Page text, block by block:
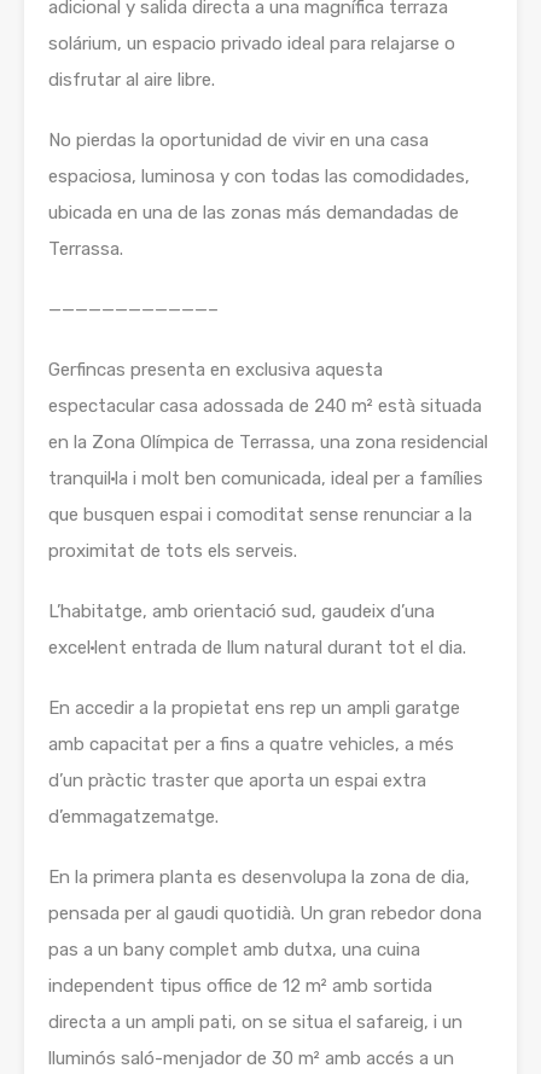
adicional y salida directa a una magnífica terraza
solárium, un espacio privado ideal para relajarse o
disfrutar al aire libre.
No pierdas la oportunidad de vivir en una casa
espaciosa, luminosa y con todas las comodidades,
ubicada en una de las zonas más demandadas de
Terrassa.
————————————–
Gerfincas presenta en exclusiva aquesta
espectacular casa adossada de 240 m² està situada
en la Zona Olímpica de Terrassa, una zona residencial
tranquil·la i molt ben comunicada, ideal per a famílies
que busquen espai i comoditat sense renunciar a la
proximitat de tots els serveis.
L’habitatge, amb orientació sud, gaudeix d’una
excel·lent entrada de llum natural durant tot el dia.
En accedir a la propietat ens rep un ampli garatge
amb capacitat per a fins a quatre vehicles, a més
d’un pràctic traster que aporta un espai extra
d’emmagatzematge.
En la primera planta es desenvolupa la zona de dia,
pensada per al gaudi quotidià. Un gran rebedor dona
pas a un bany complet amb dutxa, una cuina
independent tipus office de 12 m² amb sortida
directa a un ampli pati, on se situa el safareig, i un
lluminós saló-menjador de 30 m² amb accés a un